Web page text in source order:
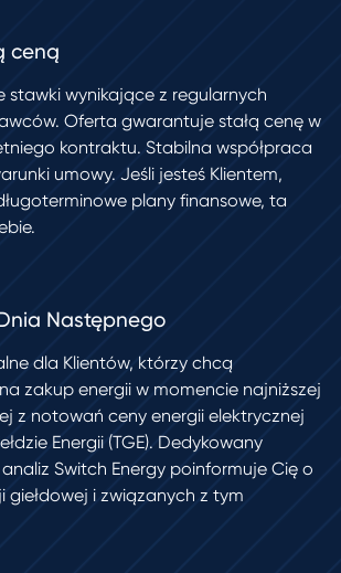
ceną
stawki wynikające z regularnych
Oferta gwarantuje stałą cenę w
kontraktu. Stabilna współpraca
umowy. Jeśli jesteś Klientem,
plany finansowe, ta
Następnego
dla Klientów, którzy chcą
zakup energii w momencie najniższej
z notowań ceny energii elektrycznej
Energii (TGE). Dedykowany
Switch Energy poinformuje Cię o
i związanych z tym